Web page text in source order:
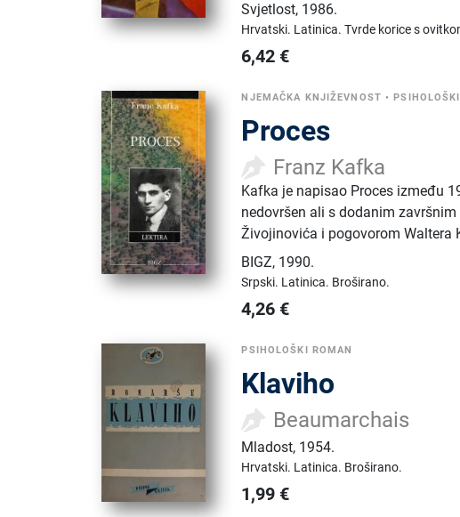
Svjetlost, 1986.
Hrvatski. Latinica.Tvrde korice s
6,42 €
NJEMAČKA KNJIŽEVNOST •
Proces
Franz Kafka
Kafka je napisao Proces između
nedovršen ali s dodanim
Živojinovića i pogovorom Waltera
BIGZ, 1990.
Srpski. Latinica. Broširano.
4,26 €
PSIHOLOŠKI ROMAN
Klaviho
Beaumarchais
Mladost, 1954.
Hrvatski. Latinica. Broširano.
1,99 €